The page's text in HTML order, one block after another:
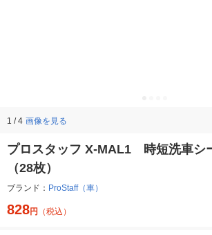
1 / 4 画像を見る
プロスタッフ X-MAL1 時短洗車シ
（28枚）
ブランド： ProStaff（車）
828円 （税込）